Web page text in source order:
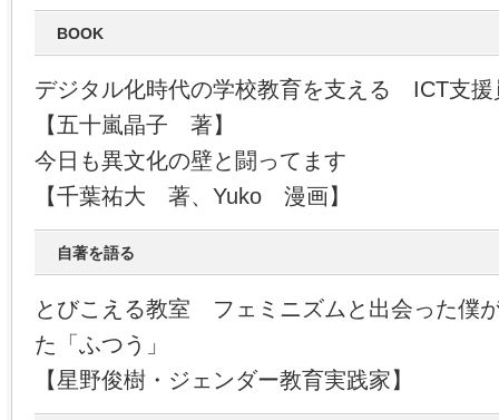
BOOK
デジタル化時代の学校教育を支える ICT支援
【五十嵐晶子 著】
今日も異文化の壁と闘ってます
【千葉祐大 著、Yuko 漫画】
自著を語る
とびこえる教室 フェミニズムと出会った僕
た「ふつう」
【星野俊樹・ジェンダー教育実践家】